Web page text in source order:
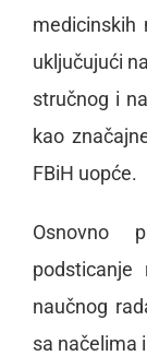
medicinskih
uključujući
stručnog i
kao
FBiH uopće.
Osnovno
naučnog
sa načelima